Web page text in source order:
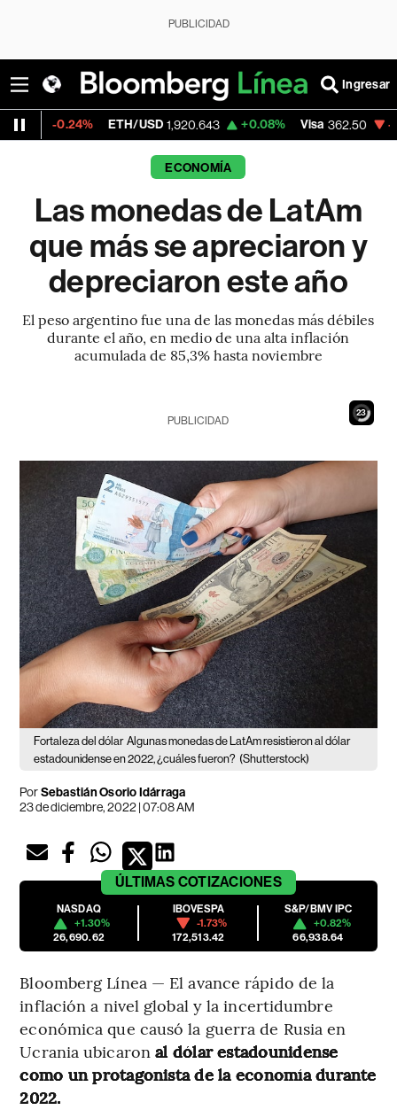
PUBLICIDAD
Ingresar
ETH/USD 1,920.643 +0.08% Visa 362.50 -2.15%
ECONOMÍA
Las monedas de LatAm
que más se apreciaron y
depreciaron este año
El peso argentino fue una de las monedas más débiles
durante el año, en medio de una alta inflación
acumulada de 85,3% hasta noviembre
21
PUBLICIDAD
Fortaleza del dólar Algunas monedas de LatAm resistieron al dólar
estadounidense en 2022, ¿cuáles fueron? (Shutterstock)
PorSebastián Osorio Idárraga
23 de diciembre, 2022 | 07:08 AM
ÚLTIMAS COTIZACIONES
NASDAQ
+1.30%
26,690.62
IBOVESPA
-1.73%
172,513.42
S&P/BMV IPC
+0.82%
66,938.64
Bloomberg Línea — El avance rápido de la
inflación a nivel global y la incertidumbre
económica que causó la guerra de Rusia en
Ucrania ubicaronal dólar estadounidense
como un protagonista de la economía durante
2022.